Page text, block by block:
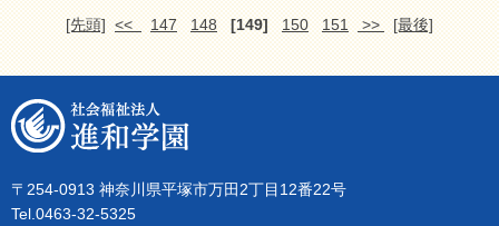
[先頭] << 147 148 [149] 150 151 >> [最後]
〒254-0913 神奈川県平塚市万田2丁目12番22号
Tel.0463-32-5325